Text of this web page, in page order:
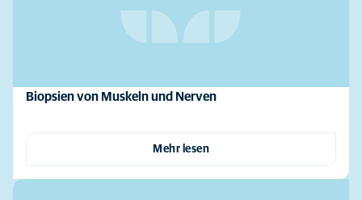
Biopsien von Muskeln und Nerven
Mehr lesen